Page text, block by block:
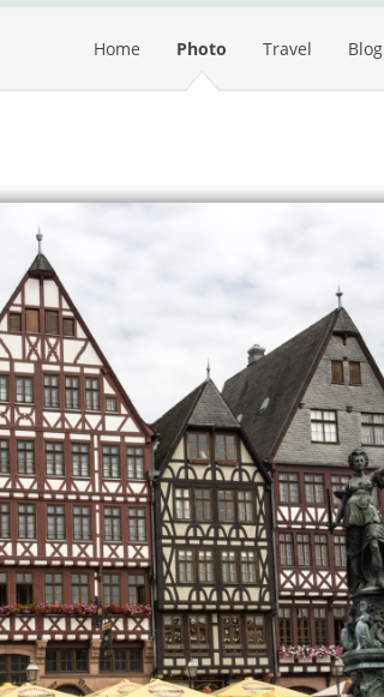
Home Photo Travel Blog